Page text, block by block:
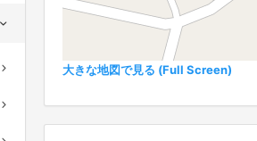
大きな地図で見る (Full Screen)